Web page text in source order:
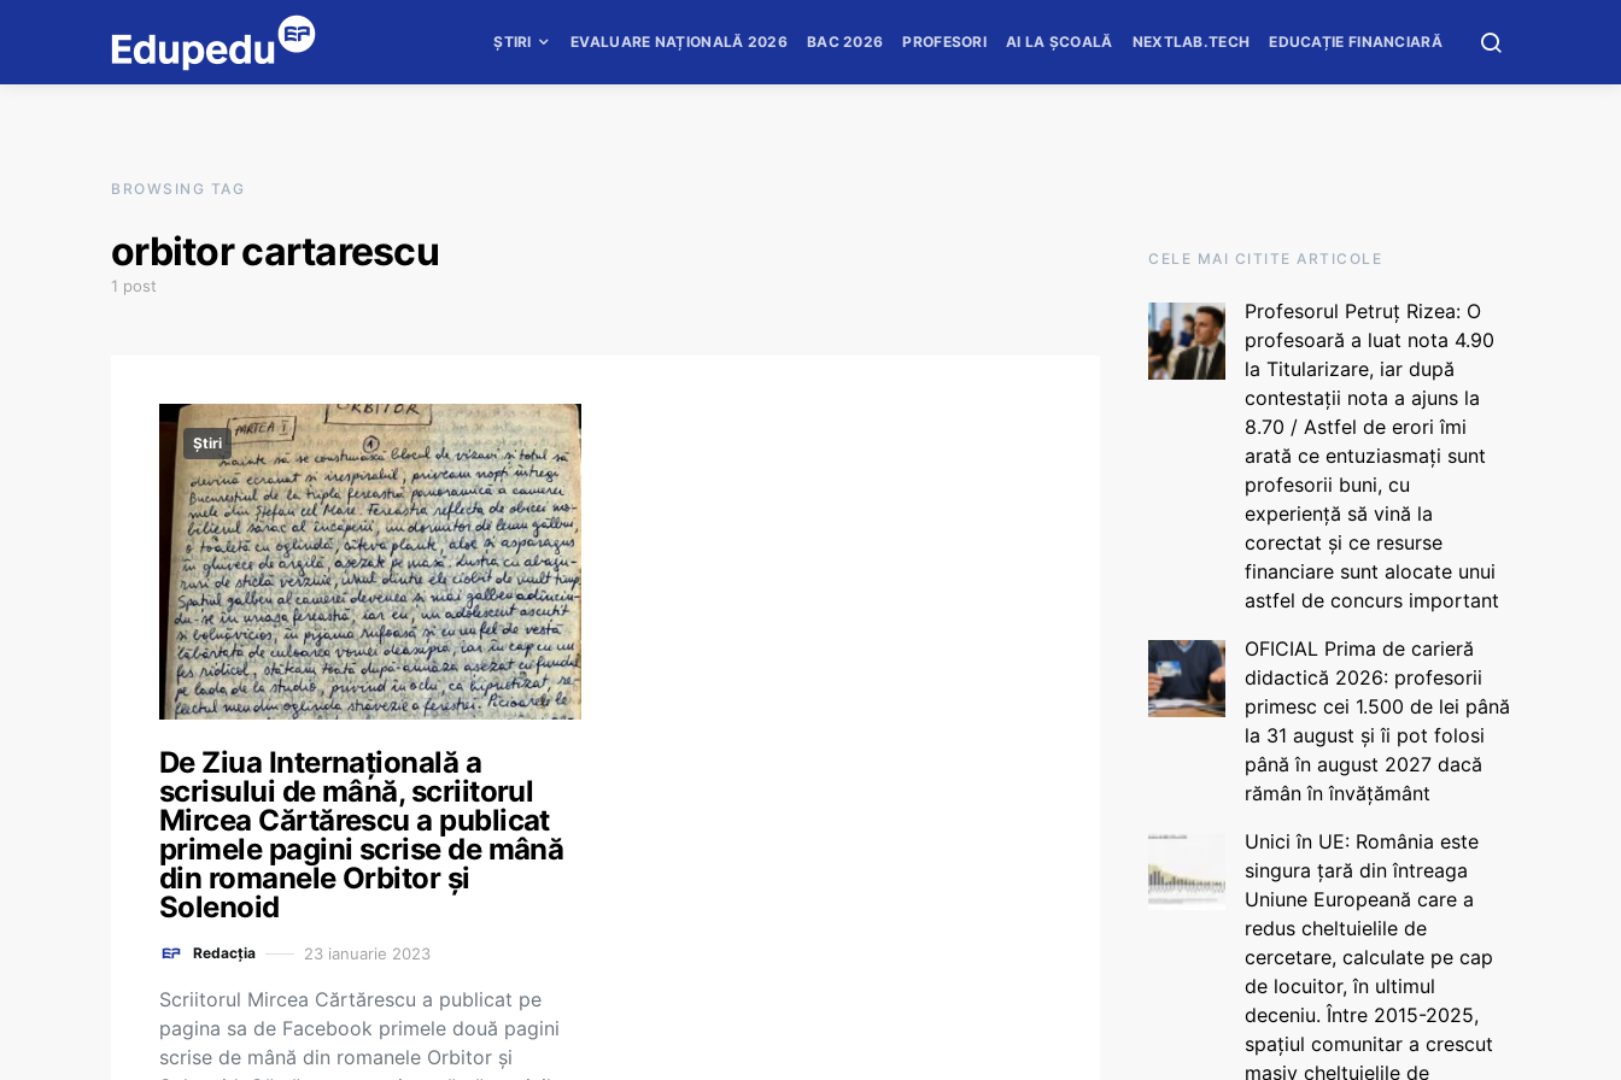
ȘTIRI EVALUARE NAȚIONALĂ 2026 BAC 2026 PROFESORI AI LA ȘCOALĂ NEXTLAB.TECH EDUCAȚIE FINANCIARĂ
BROWSING TAG
orbitor cartarescu
1 post
Știri
De Ziua Internațională a
scrisului de mână, scriitorul
Mircea Cărtărescu a publicat
primele pagini scrise de mână
din romanele Orbitor și
Solenoid
Redacția 23 ianuarie 2023
Scriitorul Mircea Cărtărescu a publicat pe
pagina sa de Facebook primele două pagini
scrise de mână din romanele Orbitor și
CELE MAI CITITE ARTICOLE
Profesorul Petruț Rizea: O
profesoară a luat nota 4.90
la Titularizare, iar după
contestații nota a ajuns la
8.70 / Astfel de erori îmi
arată ce entuziasmați sunt
profesorii buni, cu
experiență să vină la
corectat și ce resurse
financiare sunt alocate unui
astfel de concurs important
OFICIAL Prima de carieră
didactică 2026: profesorii
primesc cei 1.500 de lei până
la 31 august și îi pot folosi
până în august 2027 dacă
rămân în învățământ
Unici în UE: România este
singura țară din întreaga
Uniune Europeană care a
redus cheltuielile de
cercetare, calculate pe cap
de locuitor, în ultimul
deceniu. Între 2015-2025,
spațiul comunitar a crescut
masiv cheltuielile de